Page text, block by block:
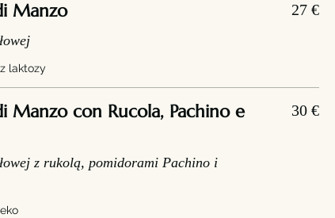
Manzo 27 €
laktozy
Manzo con Rucola, Pachino e
z rukolą, pomidorami Pachino i
30 €